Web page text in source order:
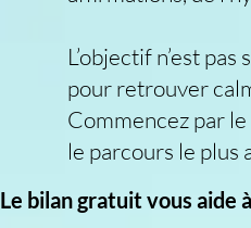
L’objectif n’est
pour retrouver
Commencez par
le parcours le plus
Le bilan gratuit vous aide